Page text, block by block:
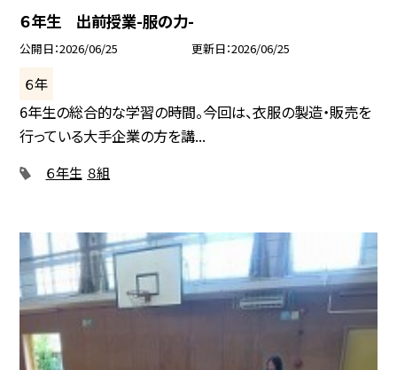
６年生 出前授業-服の力-
公開日 2026/06/25 更新日 2026/06/25
６年
6年生の総合的な学習の時間。今回は、衣服の製造・販売を
行っている大手企業の方を講...
６年生 ８組